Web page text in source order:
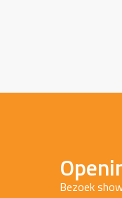
Bezoek